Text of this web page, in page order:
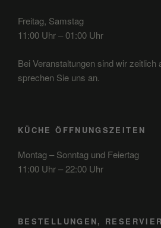
Freitag, Samstag
11:00 Uhr – 01:00 Uhr
Bei Veranstaltungen sind wir zeitlich
sprechen Sie uns an.
KÜCHE ÖFFNUNGSZEITEN
Montag – Sonntag und Feiertag
11:00 Uhr – 22:00 Uhr
BESTELLUNGEN,